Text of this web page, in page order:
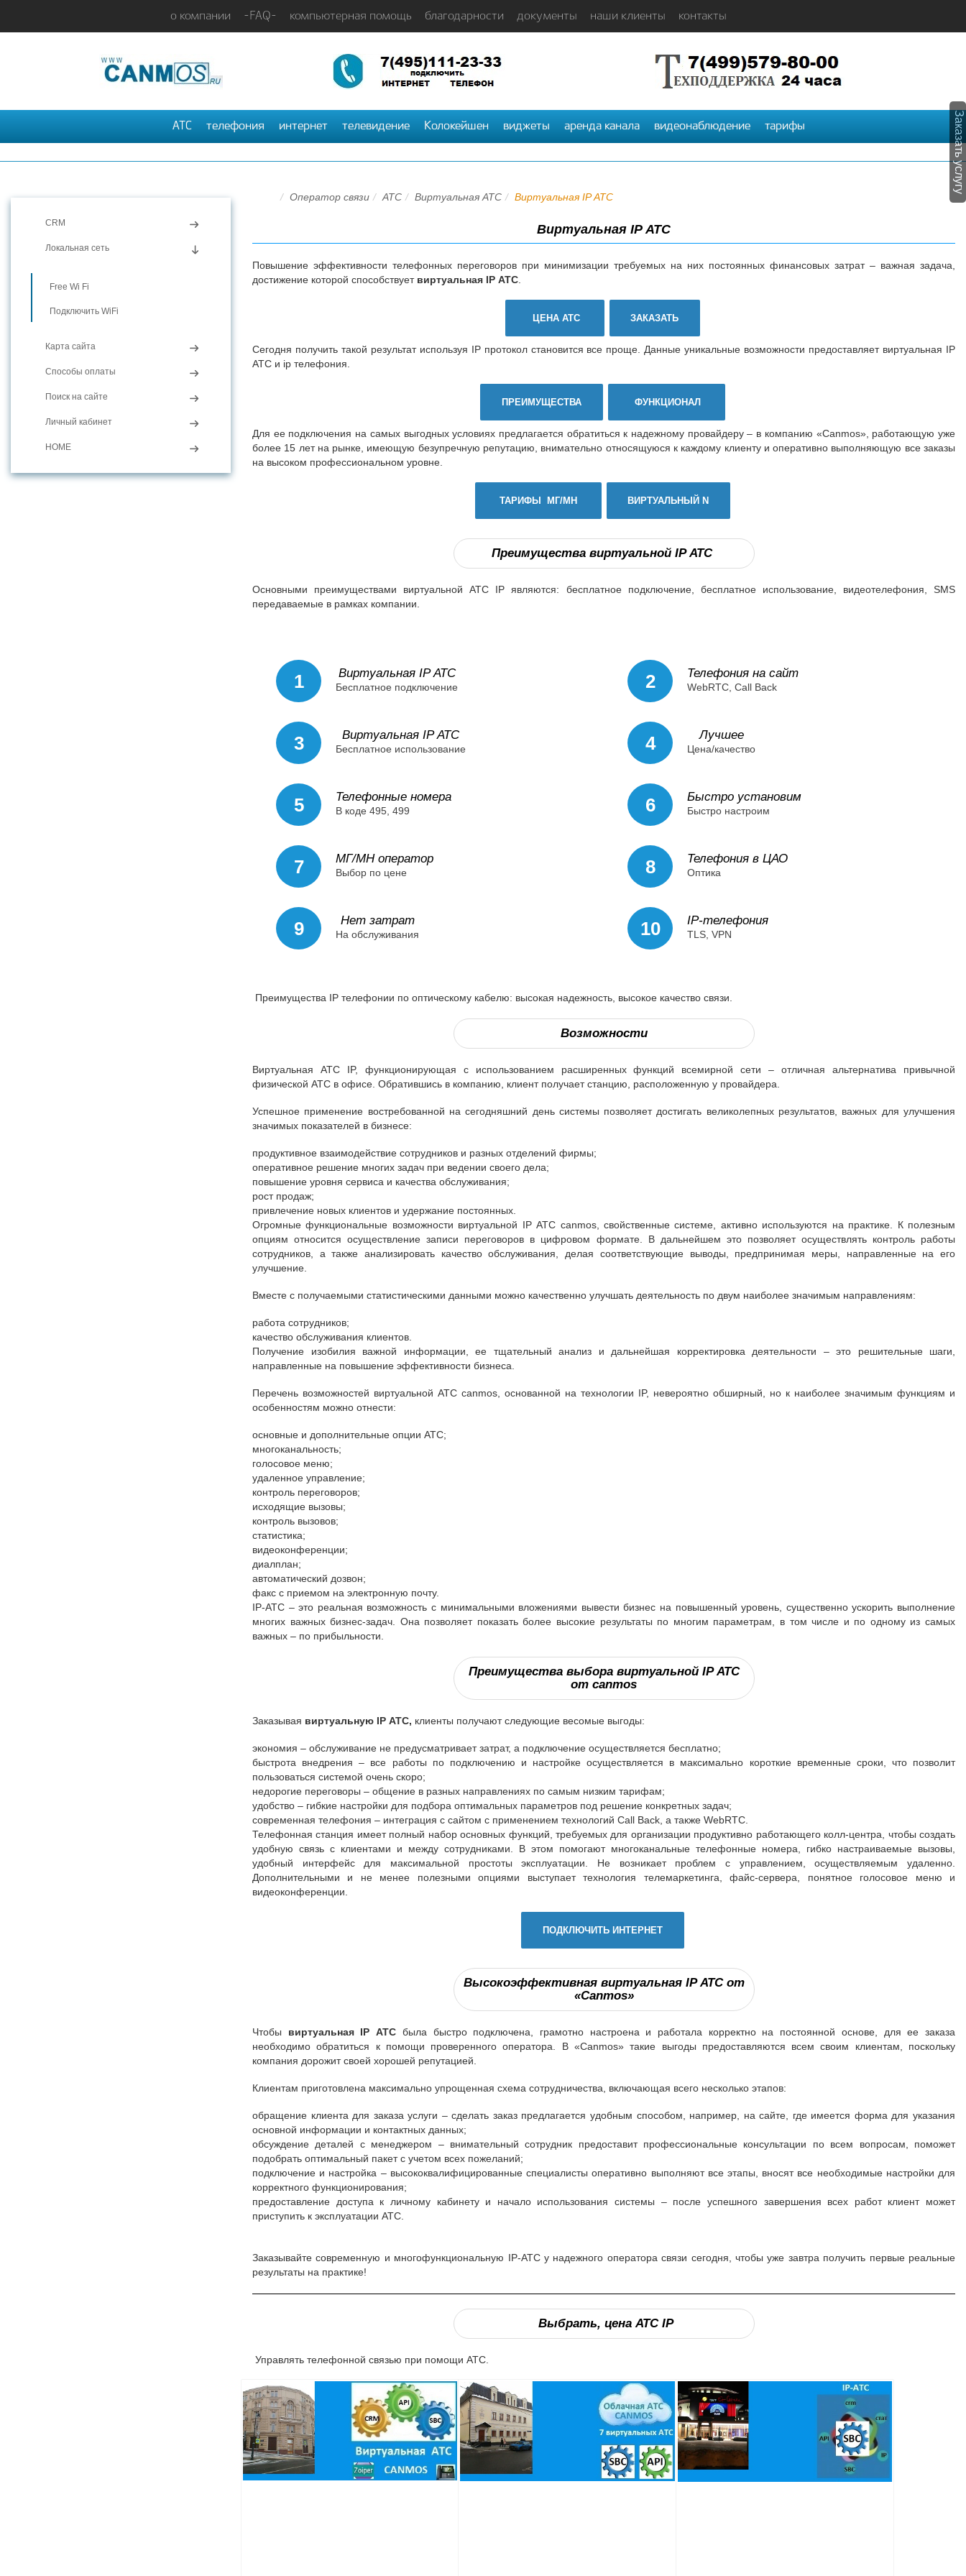
Заказать услугу
о компании -FAQ- компьютерная помощь благодарности документы наши клиенты контакты
АТС телефония интернет телевидение Колокейшен виджеты аренда канала видеонаблюдение тарифы
CRM
Локальная сеть
Free Wi Fi
Подключить WiFi
Карта сайта
Способы оплаты
Поиск на сайте
Личный кабинет
HOME
Оператор связи АТС Виртуальная АТС Виртуальная IP АТС
Виртуальная IP АТС
Повышение эффективности телефонных переговоров при минимизации требуемых на них постоянных финансовых затрат – важная задача,
достижение которой способствует виртуальная IP АТС.
ЦЕНА АТС ЗАКАЗАТЬ
Сегодня получить такой результат используя IP протокол становится все проще. Данные уникальные возможности предоставляет виртуальная IP
АТС и ip телефония.
ПРЕИМУЩЕСТВА ФУНКЦИОНАЛ
Для ее подключения на самых выгодных условиях предлагается обратиться к надежному провайдеру – в компанию «Canmos», работающую уже
более 15 лет на рынке, имеющую безупречную репутацию, внимательно относящуюся к каждому клиенту и оперативно выполняющую все заказы
на высоком профессиональном уровне.
ТАРИФЫ МГ/МН ВИРТУАЛЬНЫЙ N
Преимущества виртуальной IP АТС
Основными преимуществами виртуальной АТС IP являются: бесплатное подключение, бесплатное использование, видеотелефония, SMS
передаваемые в рамках компании.
1 Виртуальная IP АТС
Бесплатное подключение
3 Виртуальная IP АТС
Бесплатное использование
5 Телефонные номера
В коде 495, 499
7 МГ/МН оператор
Выбор по цене
9 Нет затрат
На обслуживания
2 Телефония на сайт
WebRTC, Call Back
4 Лучшее
Цена/качество
6 Быстро установим
Быстро настроим
8 Телефония в ЦАО
Оптика
10 IP-телефония
TLS, VPN
Преимущества IP телефонии по оптическому кабелю: высокая надежность, высокое качество связи.
Возможности
Виртуальная АТС IP, функционирующая с использованием расширенных функций всемирной сети – отличная альтернатива привычной
физической АТС в офисе. Обратившись в компанию, клиент получает станцию, расположенную у провайдера.
Успешное применение востребованной на сегодняшний день системы позволяет достигать великолепных результатов, важных для улучшения
значимых показателей в бизнесе:
продуктивное взаимодействие сотрудников и разных отделений фирмы;
оперативное решение многих задач при ведении своего дела;
повышение уровня сервиса и качества обслуживания;
рост продаж;
привлечение новых клиентов и удержание постоянных.
Огромные функциональные возможности виртуальной IP АТС canmos, свойственные системе, активно используются на практике. К полезным
опциям относится осуществление записи переговоров в цифровом формате. В дальнейшем это позволяет осуществлять контроль работы
сотрудников, а также анализировать качество обслуживания, делая соответствующие выводы, предпринимая меры, направленные на его
улучшение.
Вместе с получаемыми статистическими данными можно качественно улучшать деятельность по двум наиболее значимым направлениям:
работа сотрудников;
качество обслуживания клиентов.
Получение изобилия важной информации, ее тщательный анализ и дальнейшая корректировка деятельности – это решительные шаги,
направленные на повышение эффективности бизнеса.
Перечень возможностей виртуальной АТС canmos, основанной на технологии IP, невероятно обширный, но к наиболее значимым функциям и
особенностям можно отнести:
основные и дополнительные опции АТС;
многоканальность;
голосовое меню;
удаленное управление;
контроль переговоров;
исходящие вызовы;
контроль вызовов;
статистика;
видеоконференции;
диалплан;
автоматический дозвон;
факс с приемом на электронную почту.
IP-АТС – это реальная возможность с минимальными вложениями вывести бизнес на повышенный уровень, существенно ускорить выполнение
многих важных бизнес-задач. Она позволяет показать более высокие результаты по многим параметрам, в том числе и по одному из самых
важных – по прибыльности.
Преимущества выбора виртуальной IP АТС
от canmos
Заказывая виртуальную IP АТС, клиенты получают следующие весомые выгоды:
экономия – обслуживание не предусматривает затрат, а подключение осуществляется бесплатно;
быстрота внедрения – все работы по подключению и настройке осуществляется в максимально короткие временные сроки, что позволит
пользоваться системой очень скоро;
недорогие переговоры – общение в разных направлениях по самым низким тарифам;
удобство – гибкие настройки для подбора оптимальных параметров под решение конкретных задач;
современная телефония – интеграция с сайтом с применением технологий Call Back, а также WebRTC.
Телефонная станция имеет полный набор основных функций, требуемых для организации продуктивно работающего колл-центра, чтобы создать
удобную связь с клиентами и между сотрудниками. В этом помогают многоканальные телефонные номера, гибко настраиваемые вызовы,
удобный интерфейс для максимальной простоты эксплуатации. Не возникает проблем с управлением, осуществляемым удаленно.
Дополнительными и не менее полезными опциями выступает технология телемаркетинга, файс-сервера, понятное голосовое меню и
видеоконференции.
ПОДКЛЮЧИТЬ ИНТЕРНЕТ
Высокоэффективная виртуальная IP АТС от
«Canmos»
Чтобы виртуальная IP АТС была быстро подключена, грамотно настроена и работала корректно на постоянной основе, для ее заказа
необходимо обратиться к помощи проверенного оператора. В «Canmos» такие выгоды предоставляются всем своим клиентам, поскольку
компания дорожит своей хорошей репутацией.
Клиентам приготовлена максимально упрощенная схема сотрудничества, включающая всего несколько этапов:
обращение клиента для заказа услуги – сделать заказ предлагается удобным способом, например, на сайте, где имеется форма для указания
основной информации и контактных данных;
обсуждение деталей с менеджером – внимательный сотрудник предоставит профессиональные консультации по всем вопросам, поможет
подобрать оптимальный пакет с учетом всех пожеланий;
подключение и настройка – высококвалифицированные специалисты оперативно выполняют все этапы, вносят все необходимые настройки для
корректного функционирования;
предоставление доступа к личному кабинету и начало использования системы – после успешного завершения всех работ клиент может
приступить к эксплуатации АТС.
Заказывайте современную и многофункциональную IP-АТС у надежного оператора связи сегодня, чтобы уже завтра получить первые реальные
результаты на практике!
Выбрать, цена АТС IP
Управлять телефонной связью при помощи АТС.